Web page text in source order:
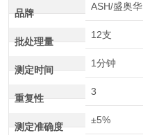
品牌
ASH/盛奥华
批处理量
12支
测定时间
1分钟
重复性
3
测定准确度
±5%